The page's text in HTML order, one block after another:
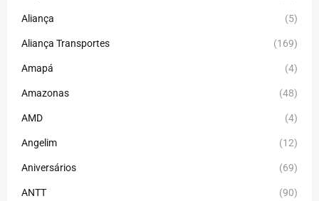
Aliança (5)
Aliança Transportes (169)
Amapá (4)
Amazonas (48)
AMD (4)
Angelim (12)
Aniversários (69)
ANTT (90)